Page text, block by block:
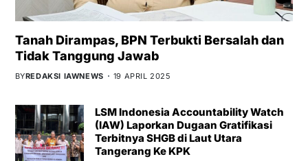
Tanah Dirampas, BPN Terbukti Bersalah dan
Tidak Tanggung Jawab
BYREDAKSI IAWNEWS 19 APRIL 2025
LSM Indonesia Accountability Watch
(IAW) Laporkan Dugaan Gratifikasi
Terbitnya SHGB di Laut Utara
Tangerang Ke KPK